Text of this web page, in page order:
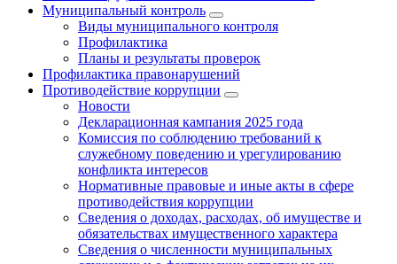
Муниципальный контроль
Виды муниципального контроля
Профилактика
Планы и результаты проверок
Профилактика правонарушений
Противодействие коррупции
Новости
Декларационная кампания 2025 года
Комиссия по соблюдению требований к
служебному поведению и урегулированию
конфликта интересов
Нормативные правовые и иные акты в сфере
противодействия коррупции
Сведения о доходах, расходах, об имуществе и
обязательствах имущественного характера
Сведения о численности муниципальных